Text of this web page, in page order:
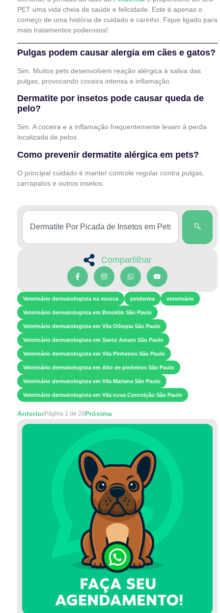
PET uma vida cheia de saúde e felicidade. Este é apenas o
começo de uma história de cuidado e carinho. Fique ligado para
mais tratamentos poderosos!
Pulgas podem causar alergia em cães e gatos?
Sim. Muitos pets desenvolvem reação alérgica à saliva das
pulgas, provocando coceira intensa e inflamação.
Dermatite por insetos pode causar queda de
pelo?
Sim. A coceira e a inflamação frequentemente levam à perda
localizada de pelos.
Como prevenir dermatite alérgica em pets?
O principal cuidado é manter controle regular contra pulgas,
carrapatos e outros insetos.
Compartilhar
Veterinário dermatologista na mooca petderma veterinário
Veterinário dermatologista em Brooklin São Paulo
Veterinário dermatologista em Vila Olímpia São Paulo
Veterinário dermatologista em Santo Amaro São Paulo
Veterinário dermatologista em Vila Pinheiros São Paulo
Veterinário dermatologista em Alto de pinheiros São Paulo
Veterinário dermatologista em Vila Mariana São Paulo
Veterinário dermatologista em Vila nova Conceição São Paulo
AnteriorPágina 1 de 20Próxima